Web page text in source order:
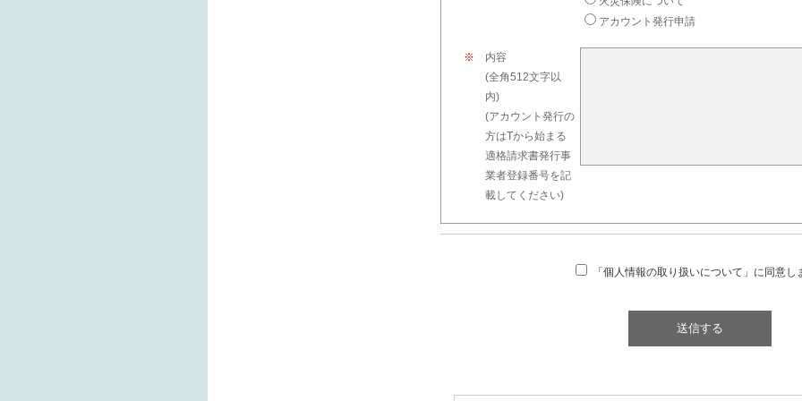
アカウント発行申請
※ 内容
(全角512文字以
内)
(アカウント発行の
方はTから始まる
適格請求書発行事
業者登録番号を記
載してください)
「個人情報の取り扱いについて」に同意し